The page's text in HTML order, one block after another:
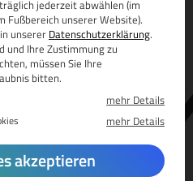
jederzeit abwählen (im
Fußbereich unserer Website).
unserer Datenschutzerklärung.
und Ihre Zustimmung zu
müssen Sie Ihre
bitten.
mehr Details
mehr Details
akzeptieren